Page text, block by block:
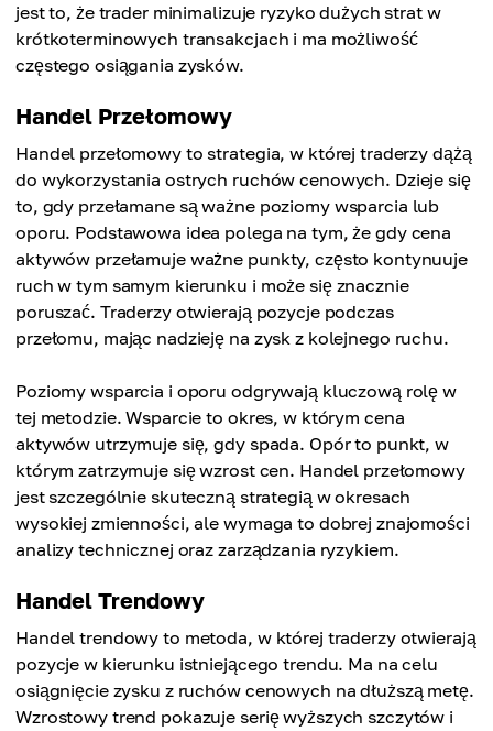
jest to, że trader minimalizuje ryzyko dużych strat w
krótkoterminowych transakcjach i ma możliwość
częstego osiągania zysków.
Handel Przełomowy
Handel przełomowy to strategia, w której traderzy dążą
do wykorzystania ostrych ruchów cenowych. Dzieje się
to, gdy przełamane są ważne poziomy wsparcia lub
oporu. Podstawowa idea polega na tym, że gdy cena
aktywów przełamuje ważne punkty, często kontynuuje
ruch w tym samym kierunku i może się znacznie
poruszać. Traderzy otwierają pozycje podczas
przełomu, mając nadzieję na zysk z kolejnego ruchu.
Poziomy wsparcia i oporu odgrywają kluczową rolę w
tej metodzie. Wsparcie to okres, w którym cena
aktywów utrzymuje się, gdy spada. Opór to punkt, w
którym zatrzymuje się wzrost cen. Handel przełomowy
jest szczególnie skuteczną strategią w okresach
wysokiej zmienności, ale wymaga to dobrej znajomości
analizy technicznej oraz zarządzania ryzykiem.
Handel Trendowy
Handel trendowy to metoda, w której traderzy otwierają
pozycje w kierunku istniejącego trendu. Ma na celu
osiągnięcie zysku z ruchów cenowych na dłuższą metę.
Wzrostowy trend pokazuje serię wyższych szczytów i